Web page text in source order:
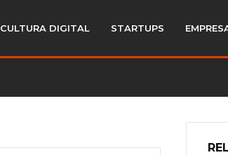
CULTURA DIGITAL STARTUPS